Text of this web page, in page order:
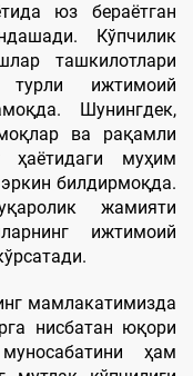
юз бераётган
Кўпчилик
ташкилотлари
ижтимоий
Шунингдек,
ва рақамли
ҳаётидаги муҳим
билдирмоқда.
жамияти
ижтимоий
мамлакатимизда
нисбатан юқори
ҳам